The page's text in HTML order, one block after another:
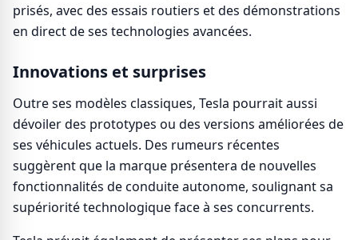
prisés, avec des essais routiers et des démonstrations
en direct de ses technologies avancées.
Innovations et surprises
Outre ses modèles classiques, Tesla pourrait aussi
dévoiler des prototypes ou des versions améliorées de
ses véhicules actuels. Des rumeurs récentes
suggèrent que la marque présentera de nouvelles
fonctionnalités de conduite autonome, soulignant sa
supériorité technologique face à ses concurrents.